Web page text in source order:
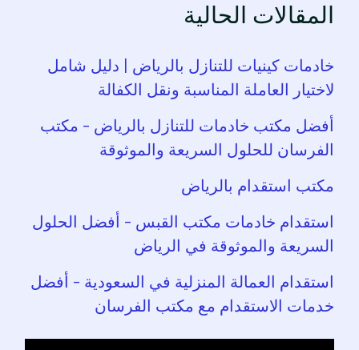
المقالات الحالية
خادمات كينيات للتنازل بالرياض | دليل شامل
لاختيار العاملة المناسبة ونقل الكفالة
أفضل مكتب خادمات للتنازل بالرياض – مكتب
الفرسان للحلول السريعة والموثوقة
مكتب استقدام بالرياض
استقدام خادمات مكتب القبس – أفضل الحلول
السريعة والموثوقة في الرياض
استقدام العمالة المنزلية في السعودية – أفضل
خدمات الاستقدام مع مكتب الفرسان